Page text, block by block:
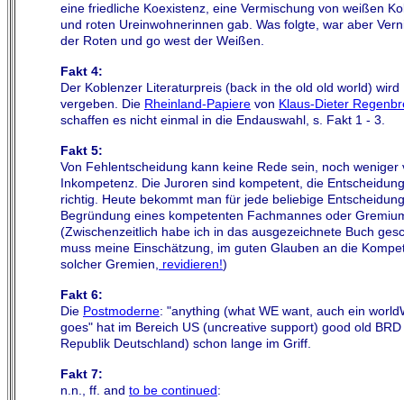
eine friedliche Koexistenz, eine Vermischung von weißen
und roten Ureinwohnerinnen gab. Was folgte, war aber
der Roten und go west der Weißen.
Fakt 4:
Der Koblenzer Literaturpreis (back in the old old world) wird
vergeben. Die Rheinland-Papiere von Klaus-Dieter
schaffen es nicht einmal in die Endauswahl, s. Fakt 1 - 3.
Fakt 5:
Von Fehlentscheidung kann keine Rede sein, noch weniger
Inkompetenz. Die Juroren sind kompetent, die
richtig. Heute bekommt man für jede beliebige
Begründung eines kompetenten Fachmannes oder
(Zwischenzeitlich habe ich in das ausgezeichnete Buch
muss meine Einschätzung, im guten Glauben an die
solcher Gremien,
revidieren!)
Fakt 6:
Die Postmoderne: "anything (what WE want, auch ein
goes" hat im Bereich US (uncreative support) good old
Republik Deutschland) schon lange im Griff.
Fakt 7:
n.n., ff. and to be continued: